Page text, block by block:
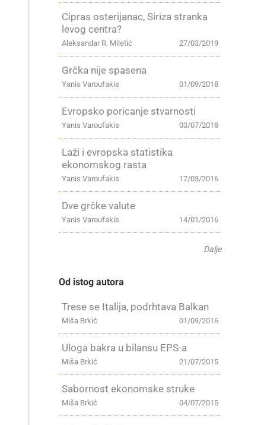
Cipras osterijanac, Siriza stranka
levog centra?
27/03/2019
Aleksandar R. Miletić
Grčka nije spasena
01/09/2018
Yanis Varoufakis
Evropsko poricanje stvarnosti
03/07/2018
Yanis Varoufakis
Laži i evropska statistika
ekonomskog rasta
17/03/2016
Yanis Varoufakis
Dve grčke valute
14/01/2016
Yanis Varoufakis
Dalje
Od istog autora
Trese se Italija, podrhtava Balkan
01/09/2016
Miša Brkić
Uloga bakra u bilansu EPS-a
21/07/2015
Miša Brkić
Sabornost ekonomske struke
04/07/2015
Miša Brkić